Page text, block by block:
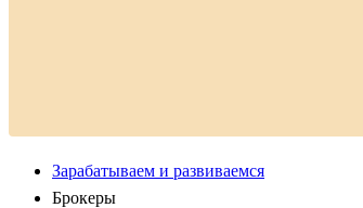
Зарабатываем и развиваемся
Брокеры